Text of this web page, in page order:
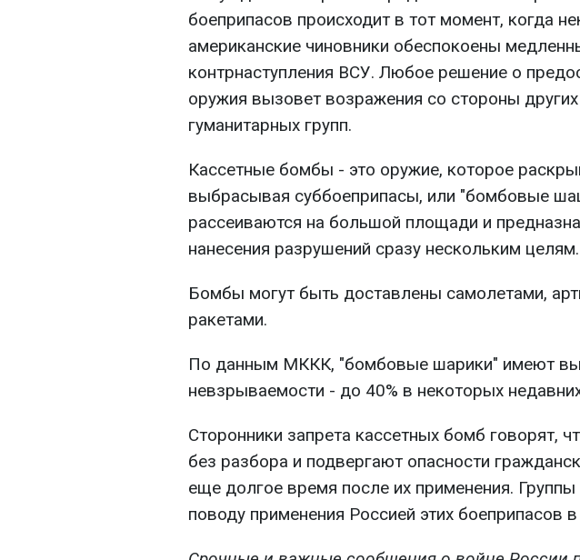
боеприпасов происходит в тот момент, когда
американские чиновники обеспокоены
контрнаступления ВСУ. Любое решение о
оружия вызовет возражения со стороны
гуманитарных групп.
Кассетные бомбы - это оружие, которое
выбрасывая суббоеприпасы, или "бомбовые
рассеиваются на большой площади и
нанесения разрушений сразу нескольким целям.
Бомбы могут быть доставлены самолетами,
ракетами.
По данным МККК, "бомбовые шарики" имеют
невзрываемости - до 40% в некоторых
Сторонники запрета кассетных бомб говорят,
без разбора и подвергают опасности
еще долгое время после их применения.
поводу применения Россией этих боеприпасов